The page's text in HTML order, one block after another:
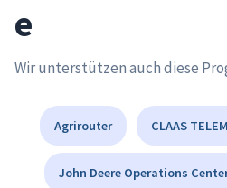
e
Wir unterstützen auch diese
Agrirouter CLAAS
John Deere Operations